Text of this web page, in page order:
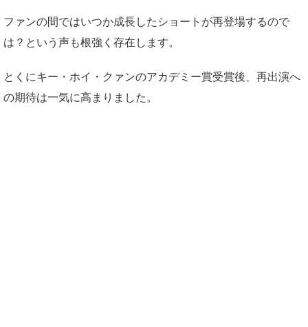
ファンの間ではいつか成長したショートが再登場するので
は？という声も根強く存在します。
とくにキー・ホイ・クァンのアカデミー賞受賞後、再出演へ
の期待は一気に高まりました。